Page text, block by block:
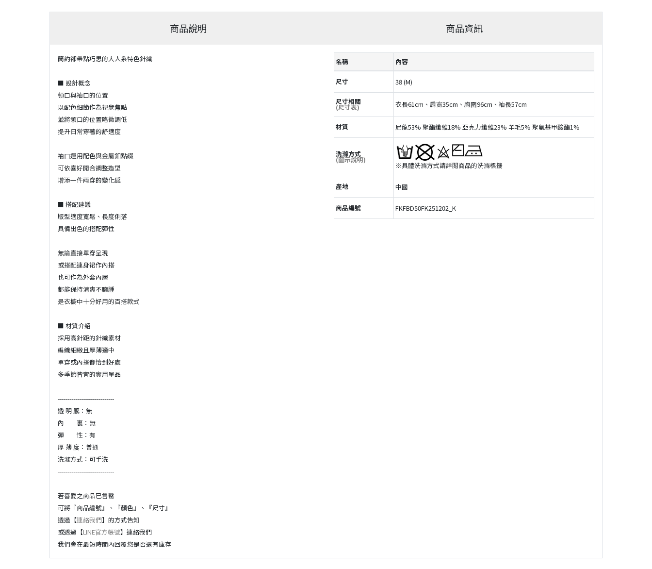
商品說明
簡約卻帶點巧思的大人系特色針織
■ 設計概念
領口與袖口的位置
以配色細節作為視覺焦點
並將領口的位置略微調低
提升日常穿著的舒適度
袖口運用配色與金屬釦點綴
可依喜好開合調整造型
增添一件兩穿的變化感
■ 搭配建議
版型適度寬鬆、長度俐落
具備出色的搭配彈性
無論直接單穿呈現
或搭配連身裙作內搭
也可作為外套內層
都能保持清爽不臃腫
是衣櫥中十分好用的百搭款式
■ 材質介紹
採用高針距的針織素材
編織細緻且厚薄適中
單穿或內搭都恰到好處
多季節皆宜的實用單品
-----------------------------
透 明 感：無
內 裏：無
彈 性：有
厚 薄 度：普通
洗滌方式：可手洗
-----------------------------
若喜愛之商品已售罄
可將『商品編號』、『顏色』、『尺寸』
透過【連絡我們】的方式告知
或透過【LINE官方帳號】連絡我們
我們會在最短時間內回覆您是否還有庫存
商品資訊
名稱 內容
尺寸 38 (M)
尺寸相關
(尺寸表) 衣長61cm、肩寬35cm、胸圍96cm、袖長57cm
材質 尼龍53% 聚酯纖維18% 亞克力纖維23% 羊毛5% 聚氨基甲酸酯1%
洗滌方式
(圖示說明)
※具體洗滌方式請詳閲商品的洗滌標籤
產地 中國
商品編號 FKFBD50FK251202_K